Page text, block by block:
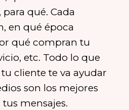
qué. Cada
en qué época
qué compran tu
etc. Todo lo que
cliente te va ayudar
son los mejores
mensajes.